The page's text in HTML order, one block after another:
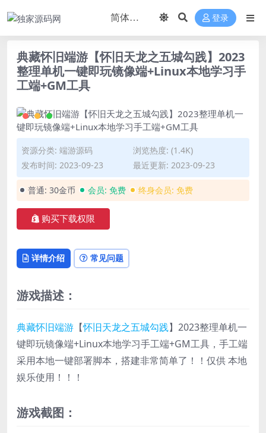
登录
典藏怀旧端游【怀旧天龙之五城勾践】2023
整理单机一键即玩镜像端+Linux本地学习手
工端+GM工具
资源分类: 端游源码
浏览热度: (1.4K)
发布时间: 2023-09-23
最近更新: 2023-09-23
普通: 30金币 会员: 免费 终身会员: 免费
购买下载权限
详情介绍 常见问题
游戏描述：
典藏怀旧端游 【怀旧天龙之五城勾践】2023整理单机一
键即玩镜像端+Linux本地学习手工端+GM工具，手工端
采用本地一键部署脚本，搭建非常简单了！！仅供 本地
娱乐使用！！！
游戏截图：